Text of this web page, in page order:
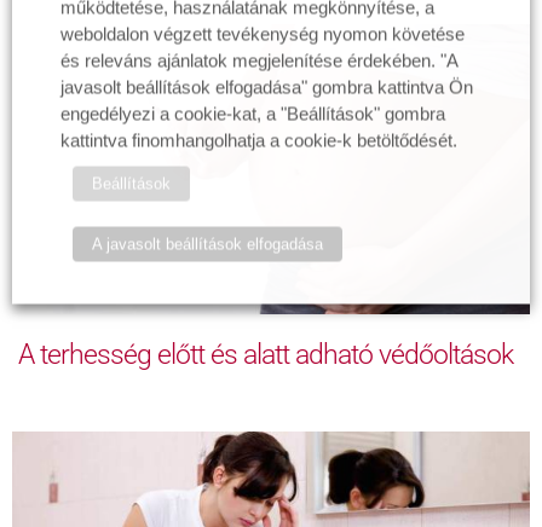
A terhesség előtt és alatt adható védőoltások
működtetése, használatának megkönnyítése, a
weboldalon végzett tevékenység nyomon követése
és releváns ajánlatok megjelenítése érdekében. "A
javasolt beállítások elfogadása" gombra kattintva Ön
engedélyezi a cookie-kat, a "Beállítások" gombra
kattintva finomhangolhatja a cookie-k betöltődését.
Beállítások
A javasolt beállítások elfogadása